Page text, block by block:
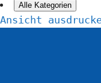
Alle Kategorien
Ansicht